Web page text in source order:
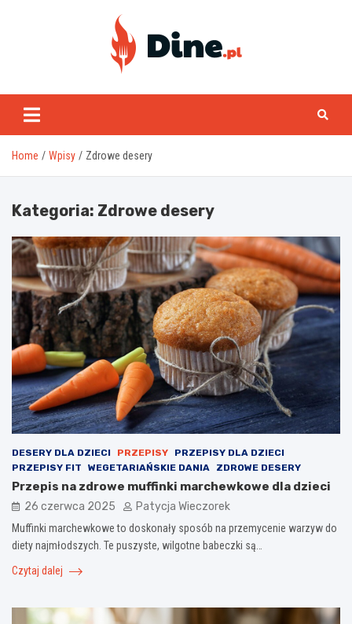
www.dine.pl
Home Wpisy Zdrowe desery
Kategoria: Zdrowe desery
DESERY DLA DZIECI PRZEPISY
PRZEPISY DLA DZIECI
PRZEPISY FIT
WEGETARIAŃSKIE DANIA ZDROWE DESERY
Przepis na zdrowe muffinki marchewkowe dla dzieci
26 czerwca 2025 Patycja Wieczorek
Muffinki marchewkowe to doskonały sposób na przemycenie warzyw do
diety najmłodszych. Te puszyste, wilgotne babeczki są…
Czytaj dalej